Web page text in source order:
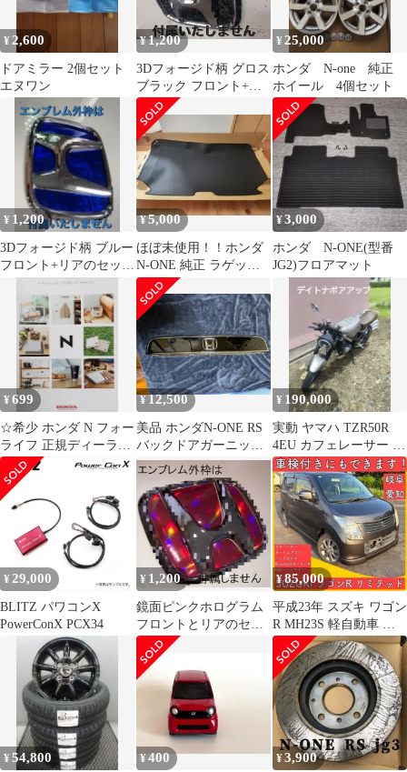
¥2,600
ドアミラー 2個セット
エヌワン
¥1,200
3Dフォージド柄 グロス
ブラック フロント+リ
アのセット N-ONE
JG1/2
¥25,000
ホンダ N-one 純正
ホイール 4個セット
¥ 1,200
3Dフォージド柄 ブルー
フロント+リアのセット
N-ONE JG1/2 Nワン
¥5,000
ほぼ未使用！！ホンダ
N-ONE 純正 ラゲッジ
トレイ JG1 JG2
¥3,000
ホンダ N-ONE(型番
JG2)フロアマット
¥699
☆希少 ホンダ N フォー
ライフ 正規ディーラー
グッズ リーフレット
¥12,500
美品 ホンダN-ONE RS
バックドアガーニッシ
ュ
¥ 190,000
実動 ヤマハ TZR50R
4EU カフェレーサー デ
イトナボアアップ
¥ 29,000
BLITZ パワコンX
PowerConX PCX34
¥ 1,200
鏡面ピンクホログラム
フロントとリアのセッ
ト N-ONE JG1/JG2 Nワ
ン
¥85,000
平成23年 スズキ ワゴン
R MH23S 軽自動車 岐
阜 愛知 三重 滋賀 福井
¥54,800 ¥400 ¥3,900